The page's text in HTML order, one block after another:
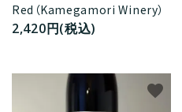
Red（Kamegamori Winery）
2,420円(税込)
favorite